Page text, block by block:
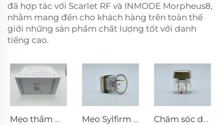
đã hợp tác với Scarlet RF và INMODE Morpheus8,
nhằm mang đến cho khách hàng trên toàn thế
giới những sản phẩm chất lượng tốt với danh
tiếng cao.
Mẹo thẩm mỹ Pixel8 RF Rohrer 25 49 64 Mẹo Sylfirm X vi kim rf X-25 Chăm sóc da vi kim RF Sylfirm X đầu tip Sylfirm X X-25